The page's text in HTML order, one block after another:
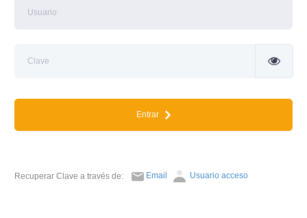
Entrar
Recuperar Clave a través de: Email Usuario acceso